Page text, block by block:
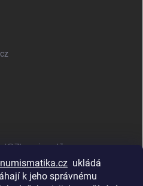
ukládá
k jeho správnému